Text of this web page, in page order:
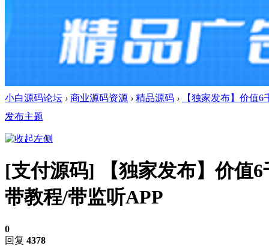
小白源码论坛 › 商业源码资源 › 精品源码 ›
【独家发布】价值
发布主题
[支付源码]
【独家发布】价值
带教程/带监听APP
0
回复 4378